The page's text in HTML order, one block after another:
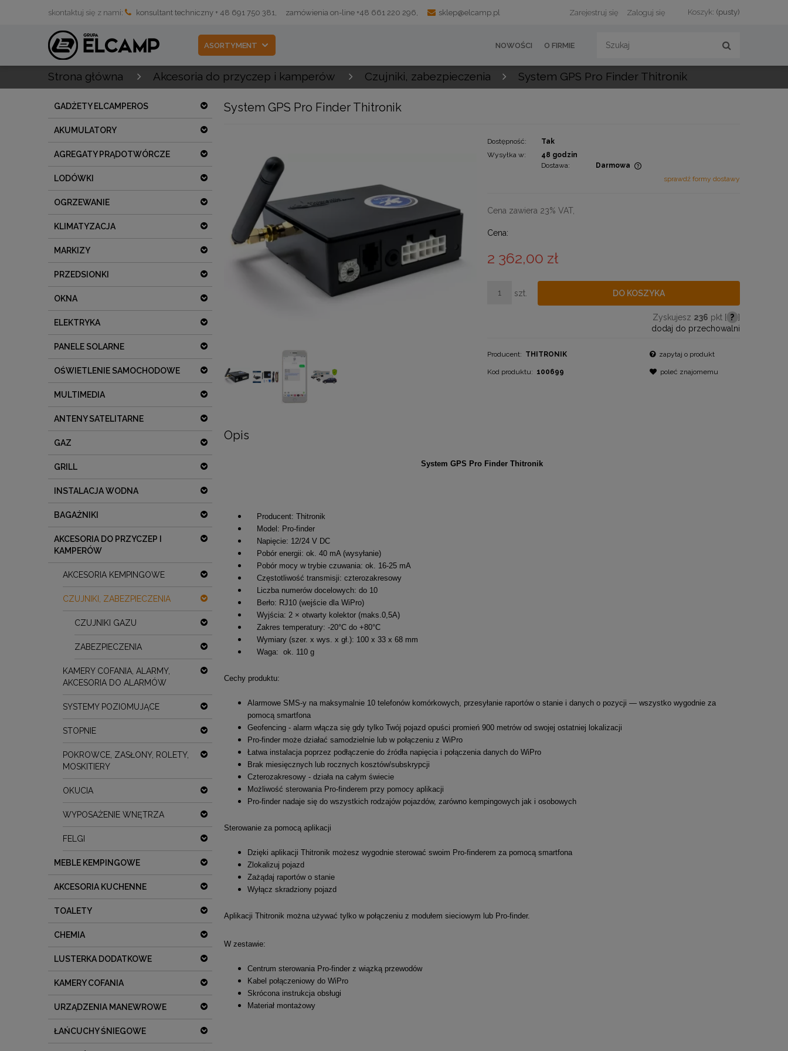
Koszyk: (pusty)
Zarejestruj się Zaloguj się
skontaktuj się z nami: konsultant techniczny + 48 691 750 381, zamówienia on-line +48 661 220 296, sklep@elcamp.pl
NOWOŚCI
ASORTYMENT O FIRMIE
Strona główna Akcesoria do przyczep i kamperów Czujniki, zabezpieczenia System GPS Pro Finder Thitronik
GADŻETY ELCAMPEROS
AKUMULATORY
AGREGATY PRĄDOTWÓRCZE
LODÓWKI
OGRZEWANIE
KLIMATYZACJA
MARKIZY
PRZEDSIONKI
OKNA
ELEKTRYKA
PANELE SOLARNE
OŚWIETLENIE SAMOCHODOWE
MULTIMEDIA
ANTENY SATELITARNE
GAZ
GRILL
INSTALACJA WODNA
BAGAŻNIKI
AKCESORIA DO PRZYCZEP I
KAMPERÓW
AKCESORIA KEMPINGOWE
CZUJNIKI, ZABEZPIECZENIA
CZUJNIKI GAZU
ZABEZPIECZENIA
KAMERY COFANIA, ALARMY,
AKCESORIA DO ALARMÓW
SYSTEMY POZIOMUJĄCE
STOPNIE
POKROWCE, ZASŁONY, ROLETY,
MOSKITIERY
OKUCIA
WYPOSAŻENIE WNĘTRZA
FELGI
MEBLE KEMPINGOWE
AKCESORIA KUCHENNE
TOALETY
CHEMIA
LUSTERKA DODATKOWE
KAMERY COFANIA
URZĄDZENIA MANEWROWE
ŁAŃCUCHY ŚNIEGOWE
System GPS Pro Finder Thitronik
Dostępność:
Tak
Wysyłka w:
48 godzin
Dostawa:
Darmowa
sprawdź formy dostawy
Cena zawiera 23% VAT,
Cena:
2 362,00 zł
szt. DO KOSZYKA
Zyskujesz 236 pkt [ ? ]
dodaj do przechowalni
Producent: THITRONIK
Kod produktu: 100699
zapytaj o produkt
poleć znajomemu
Opis
System GPS Pro Finder Thitronik
Producent: Thitronik
Model: Pro-finder
Napięcie: 12/24 V DC
Pobór energii: ok. 40 mA (wysyłanie)
Pobór mocy w trybie czuwania: ok. 16-25 mA
Częstotliwość transmisji: czterozakresowy
Liczba numerów docelowych: do 10
Berło: RJ10 (wejście dla WiPro)
Wyjścia: 2 × otwarty kolektor (maks.0,5A)
Zakres temperatury: -20°C do +80°C
Wymiary (szer. x wys. x gł.): 100 x 33 x 68 mm
Waga: ok. 110 g
Cechy produktu:
Alarmowe SMS-y na maksymalnie 10 telefonów komórkowych, przesyłanie raportów o stanie i danych o pozycji — wszystko wygodnie za
pomocą smartfona
Geofencing - alarm włącza się gdy tylko Twój pojazd opuści promień 900 metrów od swojej ostatniej lokalizacji
Pro-finder może działać samodzielnie lub w połączeniu z WiPro
Łatwa instalacja poprzez podłączenie do źródła napięcia i połączenia danych do WiPro
Brak miesięcznych lub rocznych kosztów/subskrypcji
Czterozakresowy - działa na całym świecie
Możliwość sterowania Pro-finderem przy pomocy aplikacji
Pro-finder nadaje się do wszystkich rodzajów pojazdów, zarówno kempingowych jak i osobowych
Sterowanie za pomocą aplikacji
Dzięki aplikacji Thitronik możesz wygodnie sterować swoim Pro-finderem za pomocą smartfona
Zlokalizuj pojazd
Zażądaj raportów o stanie
Wyłącz skradziony pojazd
Aplikacji Thitronik można używać tylko w połączeniu z modułem sieciowym lub Pro-finder.
W zestawie:
Centrum sterowania Pro-finder z wiązką przewodów
Kabel połączeniowy do WiPro
Skrócona instrukcja obsługi
Materiał montażowy